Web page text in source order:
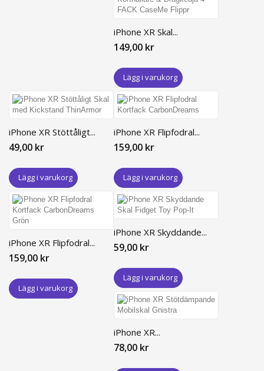
iPhone XR Skal...
149,00 kr
Lägg i varukorg
iPhone XR Stöttåligt...
49,00 kr
Lägg i varukorg
iPhone XR Flipfodral...
159,00 kr
Lägg i varukorg
iPhone XR Flipfodral...
159,00 kr
Lägg i varukorg
iPhone XR Skyddande...
59,00 kr
Lägg i varukorg
iPhone XR...
78,00 kr